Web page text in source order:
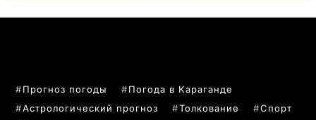
Прогноз погоды
Погода в Караганде
Астрологический прогноз
Толкование
Спорт